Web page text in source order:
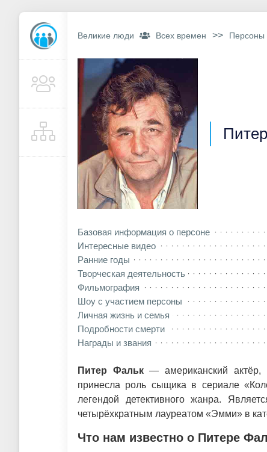
Великие люди Всех времен >> Персоны
Базовая информация о персоне
Интересные видео
Ранние годы
Творческая деятельность
Фильмография
Шоу с участием персоны
Личная жизнь и семья
Подробности смерти
Награды и звания
Питер Фальк— американский актёр,
принесла роль сыщика в сериале
легендой детективного жанра.
четырёхкратным лауреатом «Эмми» в
Что нам известно о Питере